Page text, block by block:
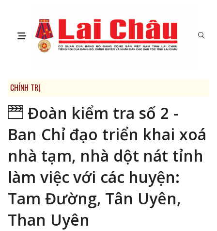
CHÍNH TRỊ
Đoàn kiểm tra số 2 -
Ban Chỉ đạo triển khai xoá
nhà tạm, nhà dột nát tỉnh
làm việc với các huyện:
Tam Đường, Tân Uyên,
Than Uyên